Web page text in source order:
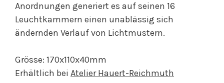
Anordnungen generiert es auf seinen 16
Leuchtkammern einen unablässig sich
ändernden Verlauf von Lichtmustern.
Grösse: 170x110x40mm
Erhältlich bei Atelier Hauert-Reichmuth